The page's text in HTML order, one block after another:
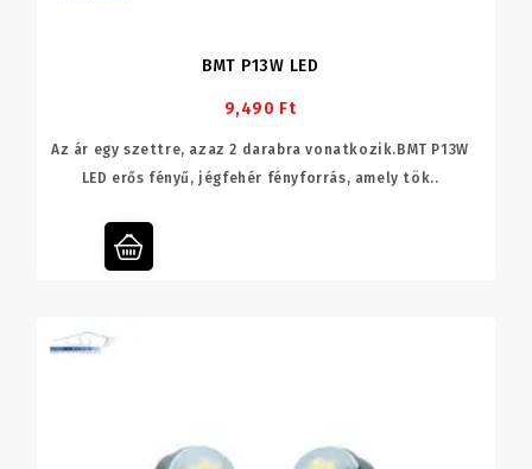
BMT P13W LED
9,490 Ft
Az ár egy szettre, azaz 2 darabra vonatkozik.BMT P13W
LED erős fényű, jégfehér fényforrás, amely tök..